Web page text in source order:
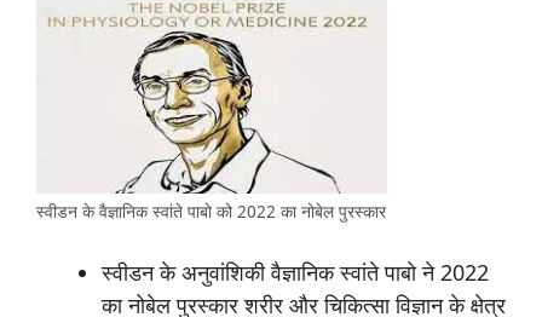
स्वीडन के वैज्ञानिक स्वांते पाबो को 2022 का नोबेल पुरस्कार
स्वीडन के अनुवांशिकी वैज्ञानिक स्वांते पाबो ने 2022
का नोबेल पुरस्कार शरीर और चिकित्सा विज्ञान के क्षेत्र